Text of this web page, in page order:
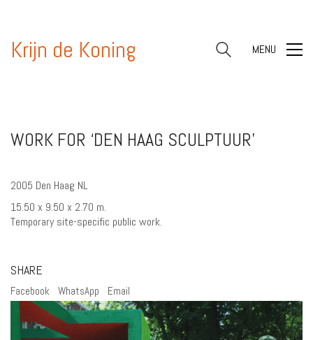
Krijn de Koning MENU
WORK FOR ‘DEN HAAG SCULPTUUR’
2005 Den Haag NL
15.50 x 9.50 x 2.70 m.
Temporary site-specific public work.
SHARE
Facebook WhatsApp Email